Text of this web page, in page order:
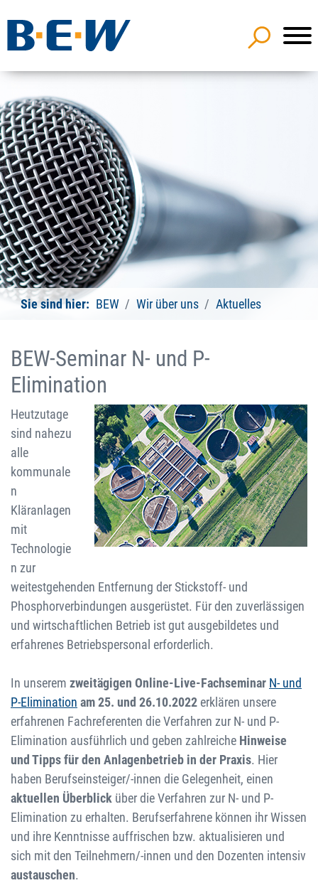
Sie sind hier: BEW Wir über uns Aktuelles
BEW-Seminar N- und P-
Elimination
Heutzutage
sind nahezu
alle
kommunale
n
Kläranlagen
mit
Technologie
n zur
weitestgehenden Entfernung der Stickstoff- und
Phosphorverbindungen ausgerüstet. Für den zuverlässigen
und wirtschaftlichen Betrieb ist gut ausgebildetes und
erfahrenes Betriebspersonal erforderlich.
In unserem zweitägigen Online-Live-Fachseminar N- und
P-Elimination am 25. und 26.10.2022 erklären unsere
erfahrenen Fachreferenten die Verfahren zur N- und P-
Elimination ausführlich und geben zahlreiche Hinweise
und Tipps für den Anlagenbetrieb in der Praxis. Hier
haben Berufseinsteiger/-innen die Gelegenheit, einen
aktuellen Überblick über die Verfahren zur N- und P-
Elimination zu erhalten. Berufserfahrene können ihr Wissen
und ihre Kenntnisse auffrischen bzw. aktualisieren und
sich mit den Teilnehmern/-innen und den Dozenten intensiv
austauschen.